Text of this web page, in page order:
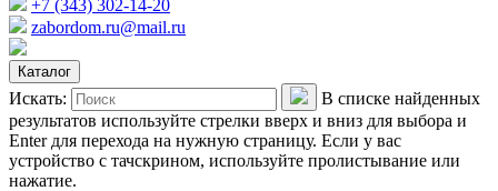
+7 (343) 302-14-20
zabordom.ru@mail.ru
Каталог
Искать:
В списке найденных
результатов используйте стрелки вверх и вниз для выбора и
Enter для перехода на нужную страницу. Если у вас
устройство с тачскрином, используйте пролистывание или
нажатие.